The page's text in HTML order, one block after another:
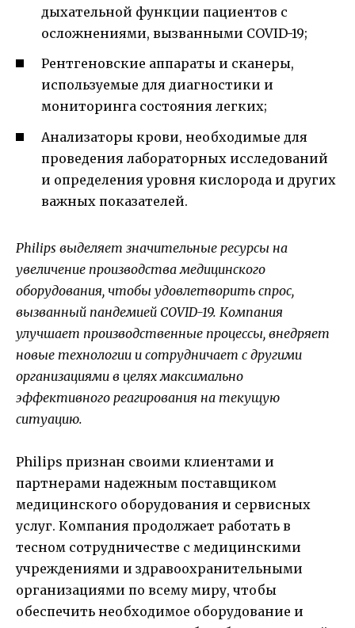
дыхательной функции пациентов с
осложнениями, вызванными COVID-19;
Рентгеновские аппараты и сканеры,
используемые для диагностики и
мониторинга состояния легких;
Анализаторы крови, необходимые для
проведения лабораторных исследований
и определения уровня кислорода и других
важных показателей.
Philips выделяет значительные ресурсы на
увеличение производства медицинского
оборудования, чтобы удовлетворить спрос,
вызванный пандемией COVID-19. Компания
улучшает производственные процессы, внедряет
новые технологии и сотрудничает с другими
организациями в целях максимально
эффективного реагирования на текущую
ситуацию.
Philips признан своими клиентами и
партнерами надежным поставщиком
медицинского оборудования и сервисных
услуг. Компания продолжает работать в
тесном сотрудничестве с медицинскими
учреждениями и здравоохранительными
организациями по всему миру, чтобы
обеспечить необходимое оборудование и